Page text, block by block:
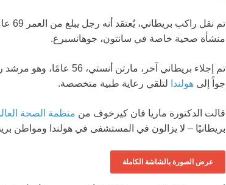
تم نقل راكب بريطاني، يُعتقد أنه رجل يبلغ من العمر 69 عامًا، إلى
منشأة صحية خاصة في سانتون، جوهانسبرغ.
جواً إلى هولندا لتلقي رعاية طبية متخصصة.
قالت الدكتورة ماريا فان كيرخوف من منظمة الصحة
بريطانيًا – لا يزالون في المستشفى في هولندا ومواطن
عرض الصورة بالشاشة الكاملة